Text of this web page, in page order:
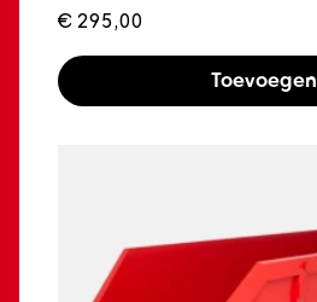
€ 295,00
Toevoegen